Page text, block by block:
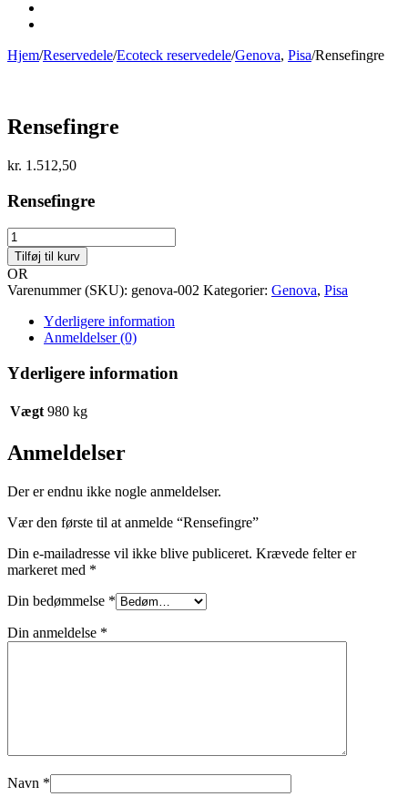
Hjem/Reservedele/Ecoteck reservedele/Genova, Pisa/Rensefingre
Rensefingre
kr. 1.512,50
Rensefingre
Rensefingre
antal
Tilføj til kurv
OR
Varenummer (SKU): genova-002 Kategorier: Genova, Pisa
Yderligere information
Anmeldelser (0)
Yderligere information
Vægt 980 kg
Anmeldelser
Der er endnu ikke nogle anmeldelser.
Vær den første til at anmelde “Rensefingre”
Din e-mailadresse vil ikke blive publiceret. Krævede felter er
markeret med *
Din bedømmelse *
Din anmeldelse *
Navn *